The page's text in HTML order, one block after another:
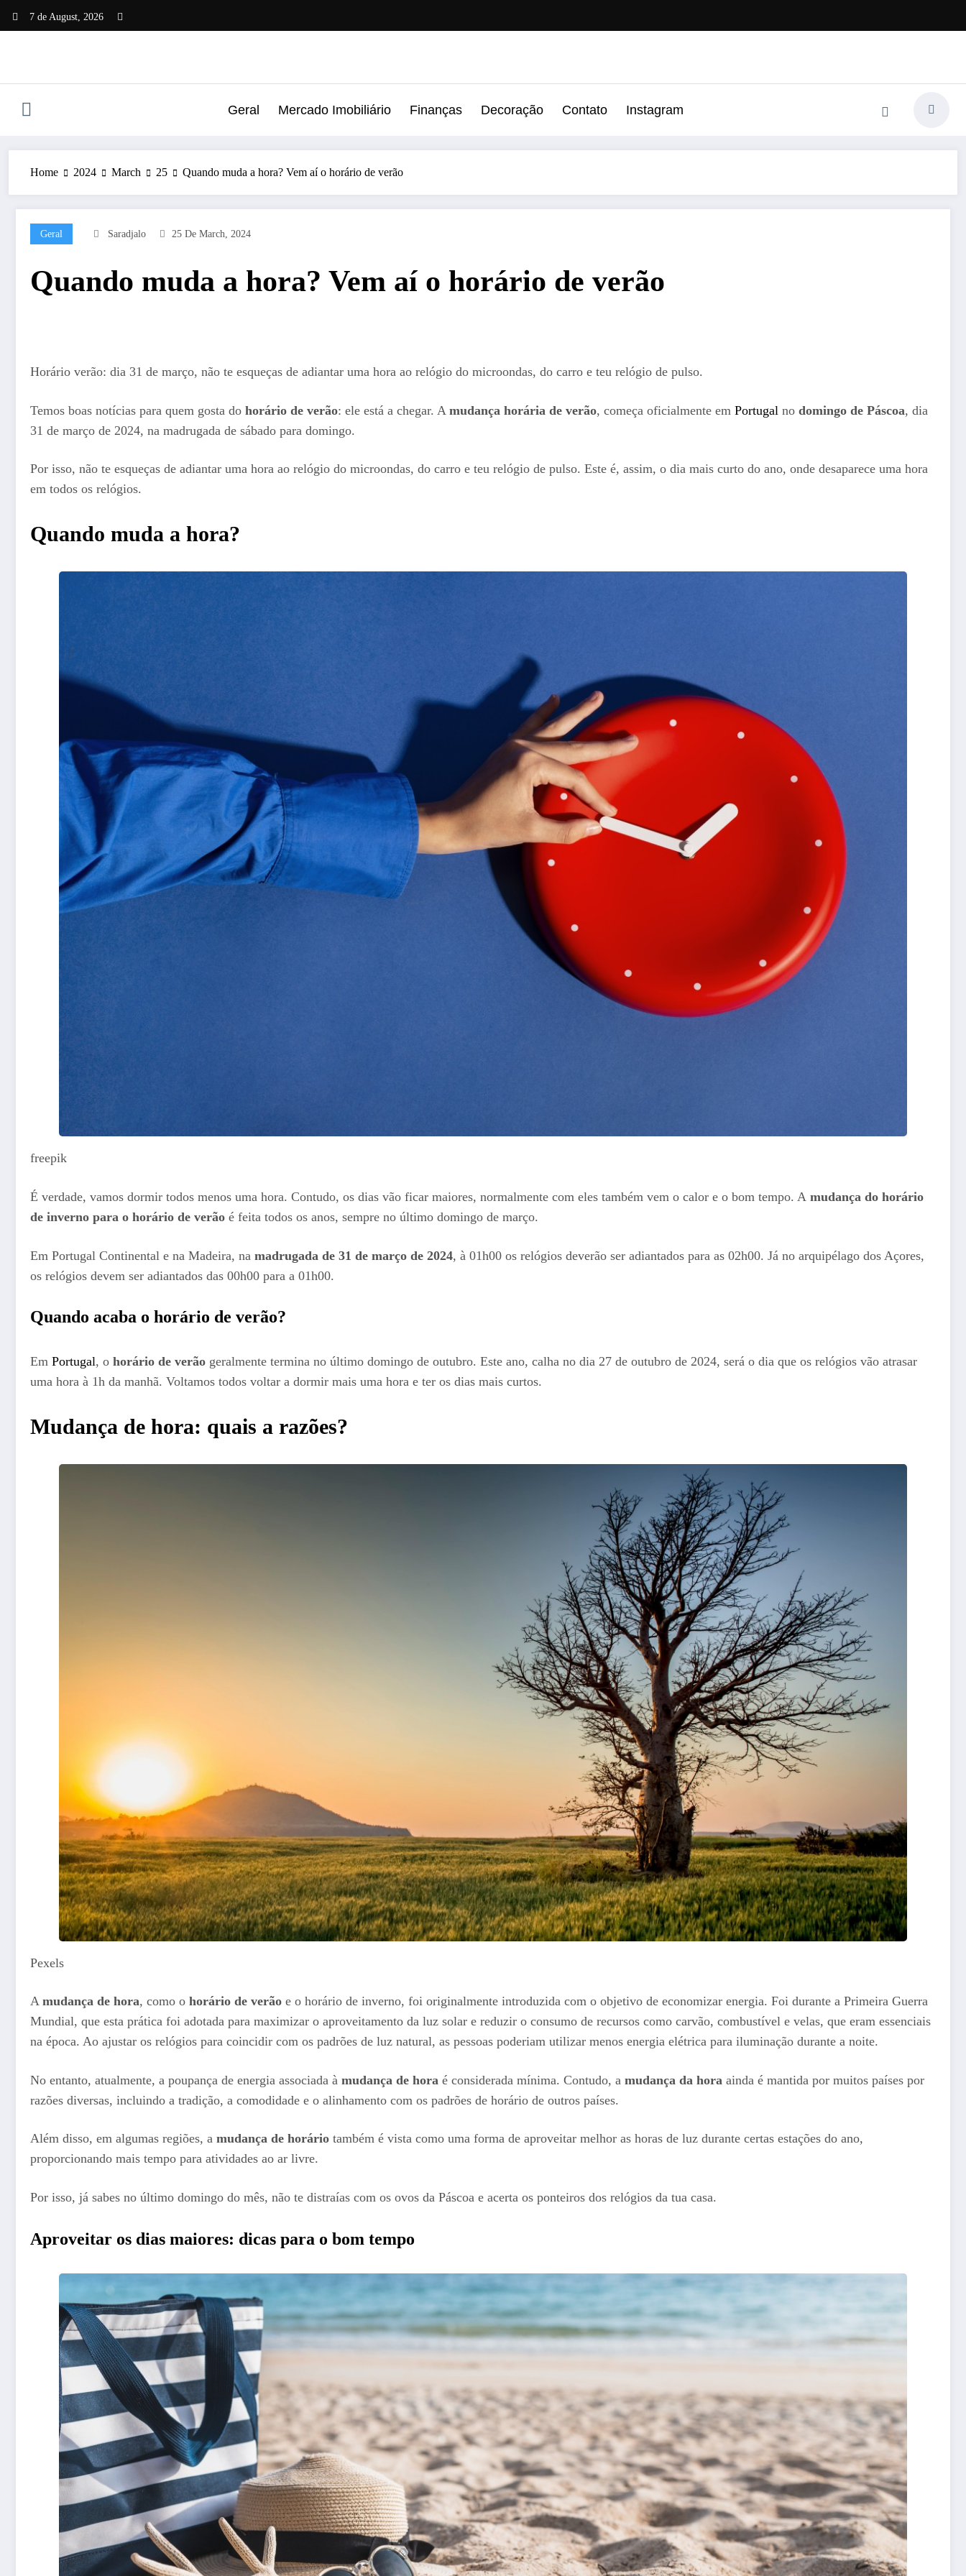
7 de August, 2026
Geral Mercado Imobiliário Finanças Decoração Contato Instagram
Home 2024 March 25 Quando muda a hora? Vem aí o horário de verão
Geral Saradjalo 25 De March, 2024
Quando muda a hora? Vem aí o horário de verão
Horário verão: dia 31 de março, não te esqueças de adiantar uma hora ao relógio do microondas, do carro e teu relógio de pulso.
Temos boas notícias para quem gosta do horário de verão: ele está a chegar. A mudança horária de verão, começa oficialmente em Portugal no domingo de Páscoa, dia
31 de março de 2024, na madrugada de sábado para domingo.
Por isso, não te esqueças de adiantar uma hora ao relógio do microondas, do carro e teu relógio de pulso. Este é, assim, o dia mais curto do ano, onde desaparece uma hora
em todos os relógios.
Quando muda a hora?
freepik
É verdade, vamos dormir todos menos uma hora. Contudo, os dias vão ficar maiores, normalmente com eles também vem o calor e o bom tempo. A mudança do horário
de inverno para o horário de verão é feita todos os anos, sempre no último domingo de março.
Em Portugal Continental e na Madeira, na madrugada de 31 de março de 2024, à 01h00 os relógios deverão ser adiantados para as 02h00. Já no arquipélago dos Açores,
os relógios devem ser adiantados das 00h00 para a 01h00.
Quando acaba o horário de verão?
Em Portugal, o horário de verão geralmente termina no último domingo de outubro. Este ano, calha no dia 27 de outubro de 2024, será o dia que os relógios vão atrasar
uma hora à 1h da manhã. Voltamos todos voltar a dormir mais uma hora e ter os dias mais curtos.
Mudança de hora: quais a razões?
Pexels
A mudança de hora, como o horário de verão e o horário de inverno, foi originalmente introduzida com o objetivo de economizar energia. Foi durante a Primeira Guerra
Mundial, que esta prática foi adotada para maximizar o aproveitamento da luz solar e reduzir o consumo de recursos como carvão, combustível e velas, que eram essenciais
na época. Ao ajustar os relógios para coincidir com os padrões de luz natural, as pessoas poderiam utilizar menos energia elétrica para iluminação durante a noite.
No entanto, atualmente, a poupança de energia associada à mudança de hora é considerada mínima. Contudo, a mudança da hora ainda é mantida por muitos países por
razões diversas, incluindo a tradição, a comodidade e o alinhamento com os padrões de horário de outros países.
Além disso, em algumas regiões, a mudança de horário também é vista como uma forma de aproveitar melhor as horas de luz durante certas estações do ano,
proporcionando mais tempo para atividades ao ar livre.
Por isso, já sabes no último domingo do mês, não te distraías com os ovos da Páscoa e acerta os ponteiros dos relógios da tua casa.
Aproveitar os dias maiores: dicas para o bom tempo